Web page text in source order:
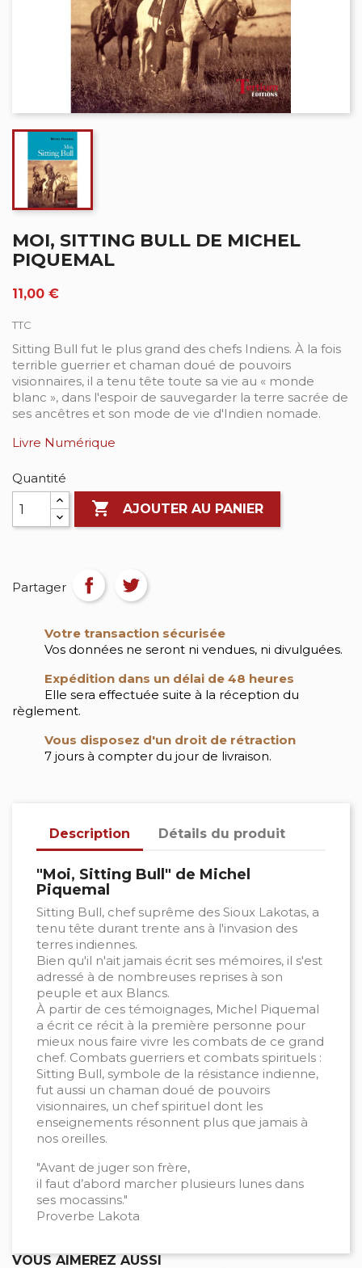
MOI, SITTING BULL DE MICHEL
PIQUEMAL
11,00 €
TTC
Sitting Bull fut le plus grand des chefs Indiens. À la fois
terrible guerrier et chaman doué de pouvoirs
visionnaires, il a tenu tête toute sa vie au « monde
blanc », dans l'espoir de sauvegarder la terre sacrée de
ses ancêtres et son mode de vie d'Indien nomade.
Livre Numérique
Quantité
 AJOUTER AU PANIER
Partager
Votre transaction sécurisée
Vos données ne seront ni vendues, ni divulguées.
Expédition dans un délai de 48 heures
Elle sera effectuée suite à la réception du
règlement.
Vous disposez d'un droit de rétraction
7 jours à compter du jour de livraison.
Description Détails du produit
"Moi, Sitting Bull" de Michel
Piquemal
Sitting Bull, chef suprême des Sioux Lakotas, a
tenu tête durant trente ans à l'invasion des
terres indiennes.
Bien qu'il n'ait jamais écrit ses mémoires, il s'est
adressé à de nombreuses reprises à son
peuple et aux Blancs.
À partir de ces témoignages, Michel Piquemal
a écrit ce récit à la première personne pour
mieux nous faire vivre les combats de ce grand
chef. Combats guerriers et combats spirituels :
Sitting Bull, symbole de la résistance indienne,
fut aussi un chaman doué de pouvoirs
visionnaires, un chef spirituel dont les
enseignements résonnent plus que jamais à
nos oreilles.
"Avant de juger son frère,
il faut d’abord marcher plusieurs lunes dans
ses mocassins."
Proverbe Lakota
VOUS AIMEREZ AUSSI